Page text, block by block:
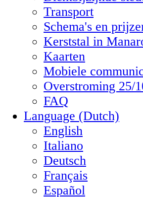
Transport
Schema's en
Kerststal in
Kaarten
Mobiele
Overstroming 25/
FAQ
Language (Dutch)
English
Italiano
Deutsch
Français
Español